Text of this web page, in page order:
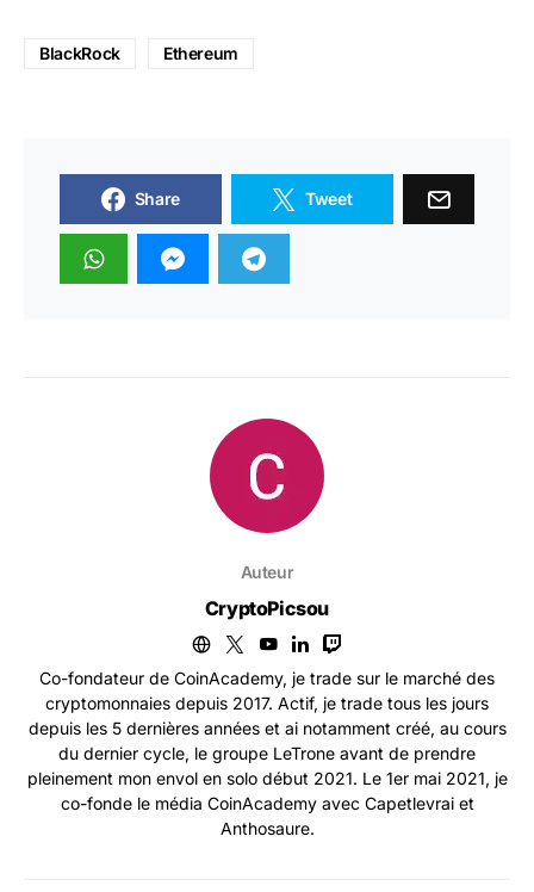
BlackRock Ethereum
Share Tweet
Auteur
CryptoPicsou
Co-fondateur de CoinAcademy, je trade sur le marché des
cryptomonnaies depuis 2017. Actif, je trade tous les jours
depuis les 5 dernières années et ai notamment créé, au cours
du dernier cycle, le groupe LeTrone avant de prendre
pleinement mon envol en solo début 2021. Le 1er mai 2021, je
co-fonde le média CoinAcademy avec Capetlevrai et
Anthosaure.